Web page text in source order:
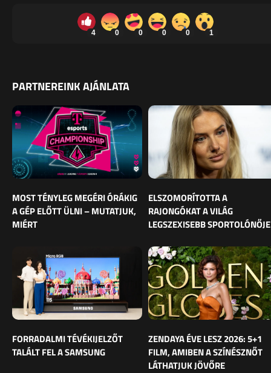
4 0 0 0 0 1
PARTNEREINK AJÁNLATA
MOST TÉNYLEG MEGÉRI ÓRÁKIG
A GÉP ELŐTT ÜLNI – MUTATJUK,
MIÉRT
ELSZOMORÍTOTTA A
RAJONGÓKAT A VILÁG
LEGSZEXISEBB SPORTOLÓNŐJE
FORRADALMI TÉVÉKIJELZŐT
TALÁLT FEL A SAMSUNG
ZENDAYA ÉVE LESZ 2026: 5+1
FILM, AMIBEN A SZÍNÉSZNŐT
LÁTHATJUK JÖVŐRE